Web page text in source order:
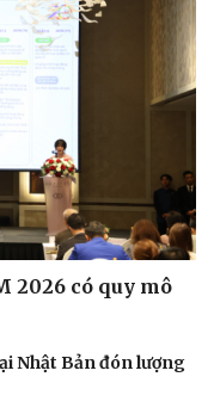
2026 có quy mô
Nhật Bản đón lượng